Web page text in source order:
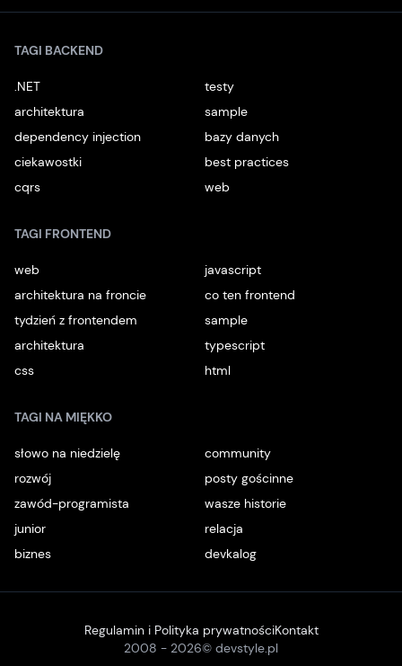
TAGI BACKEND
.NET
testy
architektura
sample
dependency injection
bazy danych
ciekawostki
best practices
cqrs
web
TAGI FRONTEND
web
javascript
architektura na froncie
co ten frontend
tydzień z frontendem
sample
architektura
typescript
css
html
TAGI NA MIĘKKO
słowo na niedzielę
community
rozwój
posty gościnne
zawód-programista
wasze historie
junior
relacja
biznes
devkalog
2008 - 2026© devstyle.pl
Regulamin i Polityka prywatnościKontakt